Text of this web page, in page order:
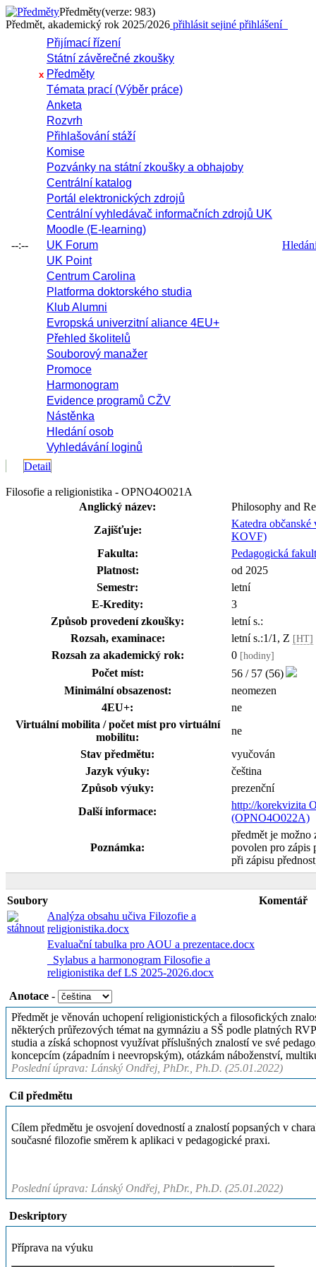
Předměty(verze: 983)
Předmět, akademický rok 2025/2026 přihlásit sejiné přihlášení
--:--
Přijímací řízení
Státní závěrečné zkoušky
x Předměty
Témata prací (Výběr práce)
Anketa
Rozvrh
Přihlašování stáží
Komise
Pozvánky na státní zkoušky a obhajoby
Centrální katalog
Portál elektronických zdrojů
Centrální vyhledávač informačních zdrojů UK
Moodle (E-learning)
UK Forum
UK Point
Centrum Carolina
Platforma doktorského studia
Klub Alumni
Evropská univerzitní aliance 4EU+
Přehled školitelů
Souborový manažer
Promoce
Harmonogram
Evidence programů CŽV
Nástěnka
Hledání osob
Vyhledávání loginů
Detail
Filosofie a religionistika - OPNO4O021A
Anglický název:
Philosophy and
Zajišťuje:
Katedra
KOVF)
Fakulta:
Pedagogická
Platnost:
od 2025
Semestr:
letní
E-Kredity:
3
Způsob provedení zkoušky:
letní s.:
Rozsah, examinace:
letní s.:1/1, Z [HT]
Rozsah za akademický rok: 0 [hodiny]
Počet míst:
56 / 57 (56)
Minimální obsazenost:
neomezen
4EU+:
ne
Virtuální mobilita / počet míst pro virtuální
mobilitu:
ne
Stav předmětu:
vyučován
Jazyk výuky:
čeština
Způsob výuky:
prezenční
Další informace:
http://korekvizita
(OPNO4O022A)
Poznámka:
předmět je možno
povolen pro zápis
při zápisu
Soubory
Komentář
Analýza obsahu učiva Filozofie a
religionistika.docx
Evaluační tabulka pro AOU a prezentace.docx
_Sylabus a harmonogram Filosofie a
religionistika def LS 2025-2026.docx
Anotace -
Předmět je věnován uchopení religionistických a filosofických
některých průřezových témat na gymnáziu a SŠ podle platných
studia a získá schopnost využívat příslušných znalostí ve své
koncepcím (západním i neevropským), otázkám náboženství,
Poslední úprava: Lánský Ondřej, PhDr., Ph.D. (25.01.2022)
Cíl předmětu
Cílem předmětu je osvojení dovedností a znalostí popsaných v
současné filozofie směrem k aplikaci v pedagogické praxi.
Poslední úprava: Lánský Ondřej, PhDr., Ph.D. (25.01.2022)
Deskriptory
Příprava na výuku